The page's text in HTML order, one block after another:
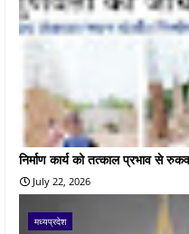
निर्माण कार्य को तत्काल प्रभाव से
July 22, 2026
मध्यप्रदेश